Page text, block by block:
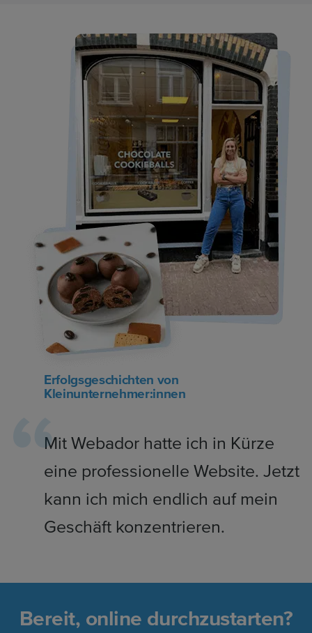
Erfolgsgeschichten von
Kleinunternehmer:innen
Mit Webador hatte ich in Kürze
eine professionelle Website. Jetzt
kann ich mich endlich auf mein
Geschäft konzentrieren.
Bereit, online durchzustarten?